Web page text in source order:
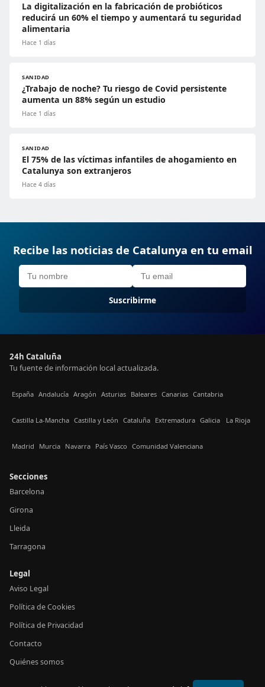
La digitalización en la fabricación de probióticos
reducirá un 60% el tiempo y aumentará tu seguridad
alimentaria
Hace 1 días
SANIDAD
¿Trabajo de noche? Tu riesgo de Covid persistente
aumenta un 88% según un estudio
Hace 1 días
SANIDAD
El 75% de las víctimas infantiles de ahogamiento en
Catalunya son extranjeros
Hace 4 días
Recibe las noticias de Catalunya en tu email
Suscribirme
24h Cataluña
Tu fuente de información local actualizada.
España Andalucía Aragón Asturias Baleares Canarias Cantabria
Castilla La-Mancha Castilla y León Cataluña Extremadura Galicia La Rioja
Madrid Murcia Navarra País Vasco Comunidad Valenciana
Secciones
Barcelona
Girona
Lleida
Tarragona
Legal
Aviso Legal
Política de Cookies
Política de Privacidad
Contacto
Quiénes somos